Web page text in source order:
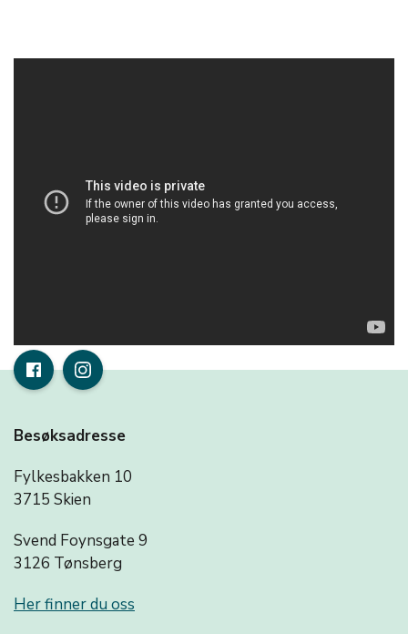
Besøksadresse
Fylkesbakken 10
3715 Skien
Svend Foynsgate 9
3126 Tønsberg
Her finner du oss